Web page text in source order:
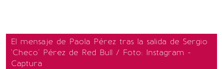
El mensaje de Paola Pérez tras la salida de Sergio
'Checo' Pérez de Red Bull / Foto: Instagram -
Captura